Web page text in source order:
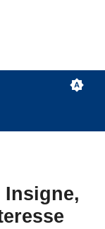
Insigne,